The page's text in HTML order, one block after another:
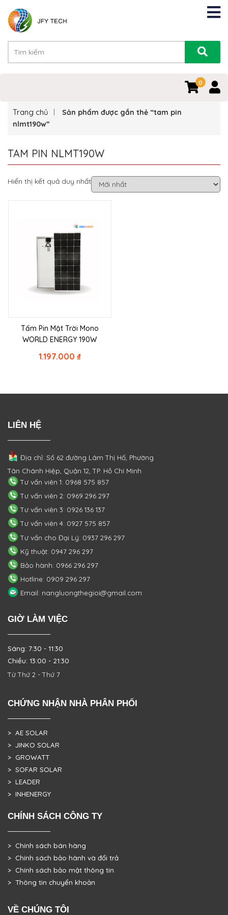
0
Trang chủ
Sản phẩm được gắn thẻ “tam pin
nlmt190w”
TAM PIN NLMT190W
Hiển thị kết quả duy nhất
Tấm Pin Mặt Trời Mono
WORLD ENERGY 190W
1.197.000 ₫
LIÊN HỆ
Địa chỉ: Số 62 đường Lâm Thị Hố, Phường
Tân Chánh Hiệp, Quận 12, TP. Hồ Chí Minh
Tư vấn viên 1: 0968 575 857
Tư vấn viên 2: 0969 296 297
Tư vấn viên 3: 0926 136 137
Tư vấn viên 4: 0927 575 857
Tư vấn cho Đại Lý: 0937 296 297
Kỹ thuật: 0947 296 297
Bảo hành: 0966 296 297
Hotline: 0909 296 297
Email: nangluongthegioi@gmail.com
GIỜ LÀM VIỆC
Sáng: 7:30 - 11:30
Chiều: 13:00 - 21:30
Từ Thứ 2 - Thứ 7
CHỨNG NHẬN NHÀ PHÂN PHỐI
> AE SOLAR
> JINKO SOLAR
> GROWATT
> SOFAR SOLAR
> LEADER
> INHENERGY
CHÍNH SÁCH CÔNG TY
> Chính sách bán hàng
> Chính sách bảo hành và đổi trả
> Chính sách bảo mật thông tin
> Thông tin chuyển khoản
VỀ CHÚNG TÔI